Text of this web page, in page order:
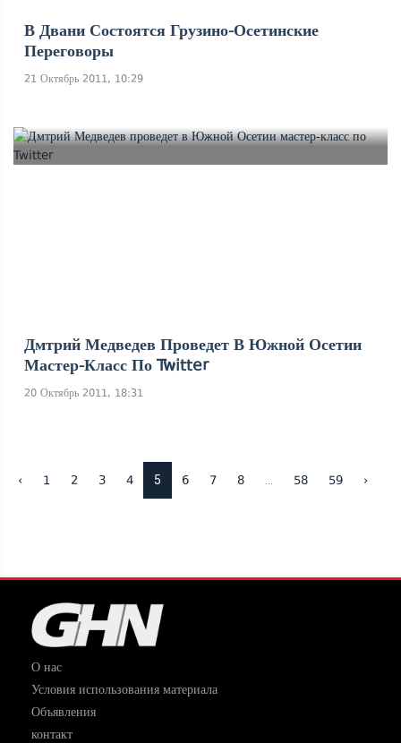
В Двани Состоятся Грузино-Осетинские
Переговоры
21 Октябрь 2011, 10:29
Дмтрий Медведев Проведет В Южной Осетии
Мастер-Класс По Twitter
20 Октябрь 2011, 18:31
‹ 1 2 3 4 5 6 7 8 58 59 ›
О нас
Условия использования материала
Объявления
контакт